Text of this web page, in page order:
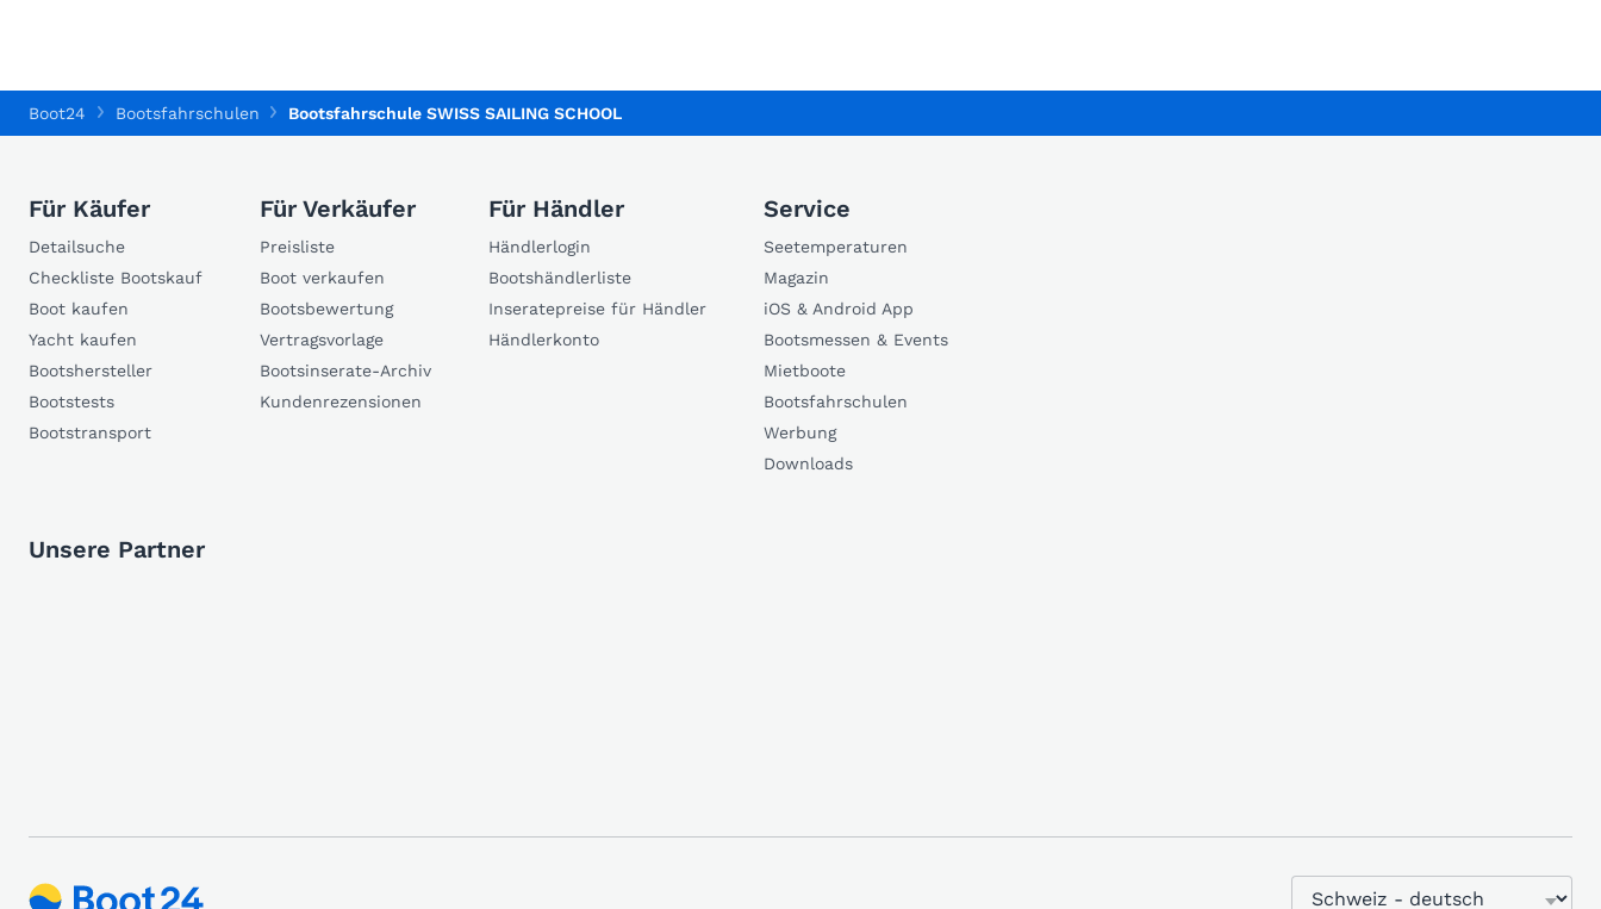
Boot24 Bootsfahrschulen Bootsfahrschule SWISS SAILING SCHOOL
Für Käufer
Detailsuche
Checkliste Bootskauf
Boot kaufen
Yacht kaufen
Bootshersteller
Bootstests
Bootstransport
Für Verkäufer
Preisliste
Boot verkaufen
Bootsbewertung
Vertragsvorlage
Bootsinserate-Archiv
Kundenrezensionen
Für Händler
Händlerlogin
Bootshändlerliste
Inseratepreise für Händler
Händlerkonto
Service
Seetemperaturen
Magazin
iOS & Android App
Bootsmessen & Events
Mietboote
Bootsfahrschulen
Werbung
Downloads
Unsere Partner